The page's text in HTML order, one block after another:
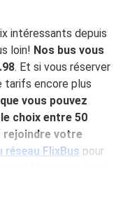
intéressants depuis
loin! Nos bus vous
. Et si vous réserver
tarifs encore plus
vous pouvez
choix entre 50
rejoindre votre
réseau FlixBus pour